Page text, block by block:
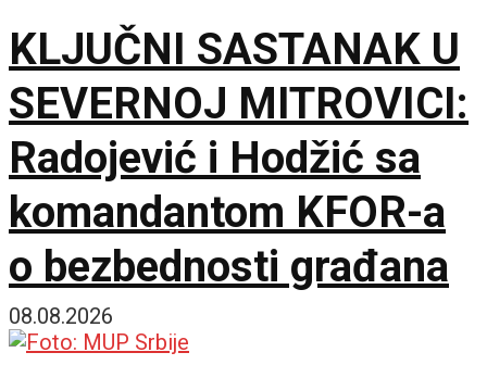
KLJUČNI SASTANAK U
SEVERNOJ MITROVICI:
Radojević i Hodžić sa
komandantom KFOR-a
o bezbednosti građana
08.08.2026